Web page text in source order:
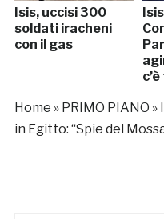
Isis, uccisi 300
soldati iracheni
con il gas
Home » PRIMO PIANO »
in Egitto: “Spie del